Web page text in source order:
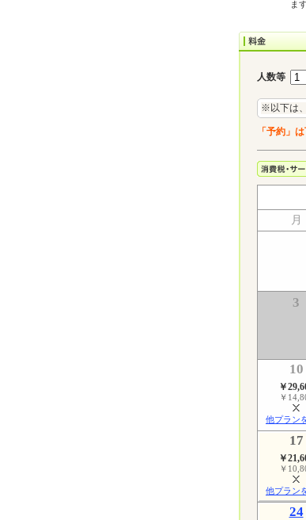
ま
人数等
※以下は
「予約」
月
3
10
￥
￥
他プラン
17
￥
￥
他プラン
24